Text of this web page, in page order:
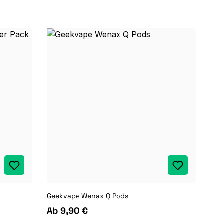
Geekvape Wenax Q Pods
Ab 9,90 €